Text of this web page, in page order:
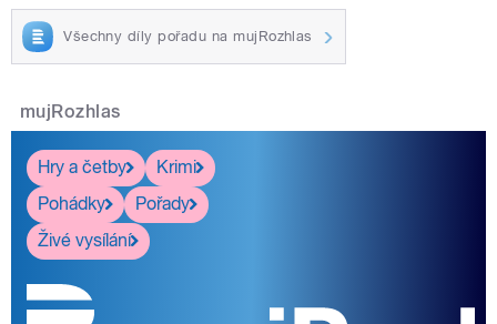
Všechny díly pořadu na mujRozhlas
mujRozhlas
Hry a četby
Krimi
Pohádky
Pořady
Živé vysílání